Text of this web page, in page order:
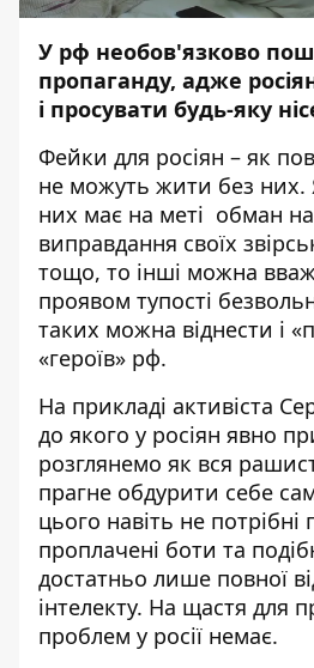
У рф необов'язково
пропаганду, адже
і просувати будь-яку
Фейки для росіян – як
не можуть жити без них.
них має на меті обман
виправдання своїх
тощо, то інші можна
проявом тупості
таких можна віднести і
«героїв» рф.
На прикладі активіста
до якого у росіян явно
розглянемо як вся
прагне обдурити себе
цього навіть не потрібні
проплачені боти та
достатньо лише повної
інтелекту. На щастя для
проблем у росії немає.